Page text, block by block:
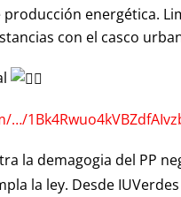
energética.
con el casco
…/
la demagogia del PP
la ley. Desde